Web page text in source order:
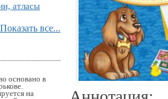
атласы
Показать все...
основано в
на